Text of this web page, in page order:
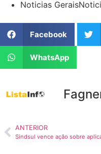
Noticias Gerais
Facebook
WhatsApp
ANTERIOR